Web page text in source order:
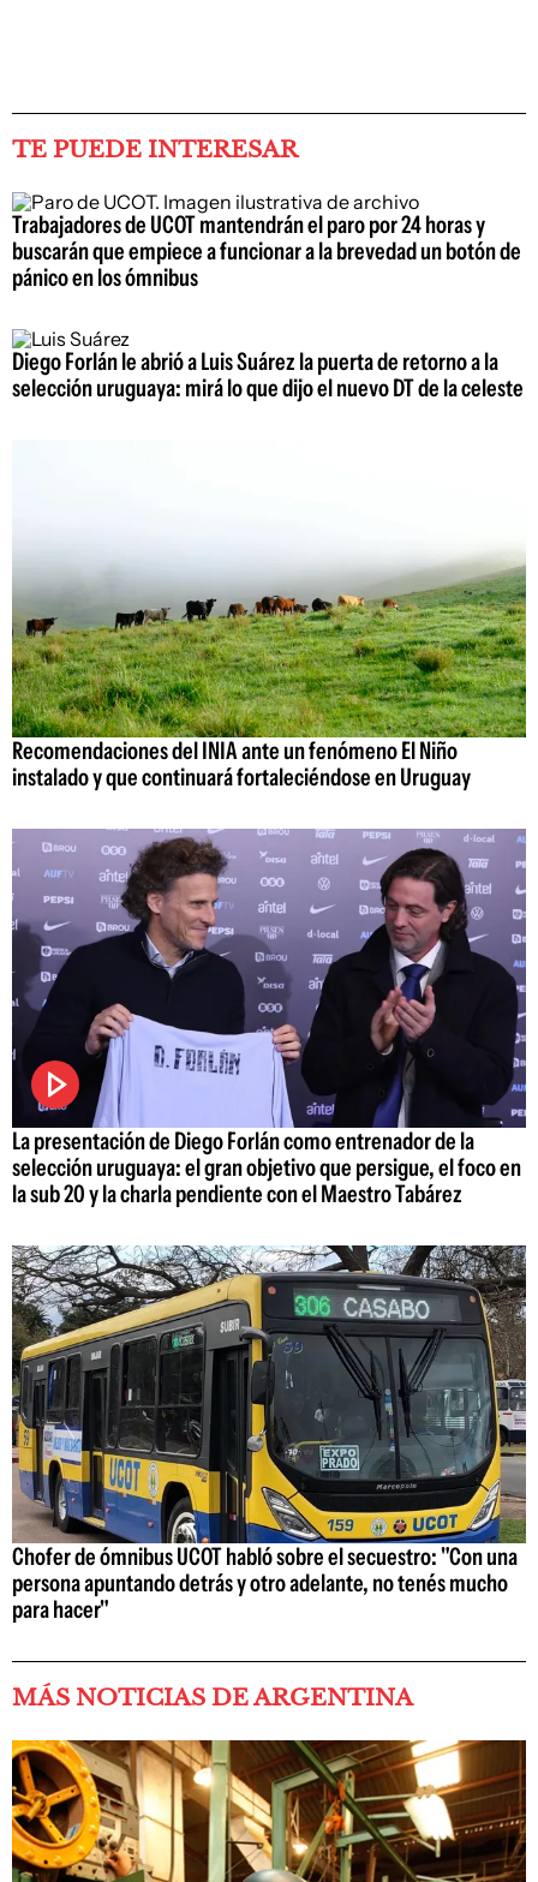
TE PUEDE INTERESAR
Trabajadores de UCOT mantendrán el paro por 24 horas y
buscarán que empiece a funcionar a la brevedad un botón de
pánico en los ómnibus
Diego Forlán le abrió a Luis Suárez la puerta de retorno a la
selección uruguaya: mirá lo que dijo el nuevo DT de la celeste
Recomendaciones del INIA ante un fenómeno El Niño
instalado y que continuará fortaleciéndose en Uruguay
La presentación de Diego Forlán como entrenador de la
selección uruguaya: el gran objetivo que persigue, el foco en
la sub 20 y la charla pendiente con el Maestro Tabárez
Chofer de ómnibus UCOT habló sobre el secuestro: "Con una
persona apuntando detrás y otro adelante, no tenés mucho
para hacer"
MÁS NOTICIAS DE ARGENTINA